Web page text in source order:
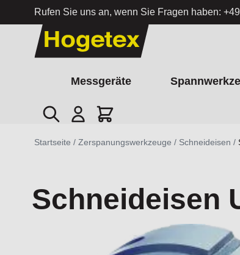
Rufen Sie uns an, wenn Sie Fragen haben:
Zum Inhalt springen
Messgeräte
Suche Cart
Startseite / Zerspanungswerkzeuge / Schneideisen /
Schneideisen